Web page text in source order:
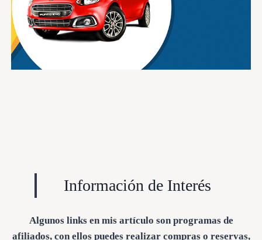
Información de Interés
Algunos links en mis artículo son programas de
afiliados, con ellos puedes realizar compras o reservas,